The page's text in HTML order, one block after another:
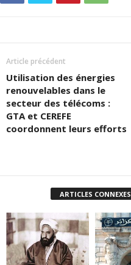
Article précédent
Utilisation des énergies
renouvelables dans le
secteur des télécoms :
GTA et CEREFE
coordonnent leurs efforts
ARTICLES CONNEXES